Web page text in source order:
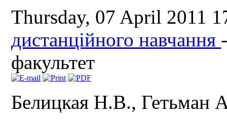
Thursday, 07 April 2011
дистанційного навчання
факультет
Белицкая Н.В.,